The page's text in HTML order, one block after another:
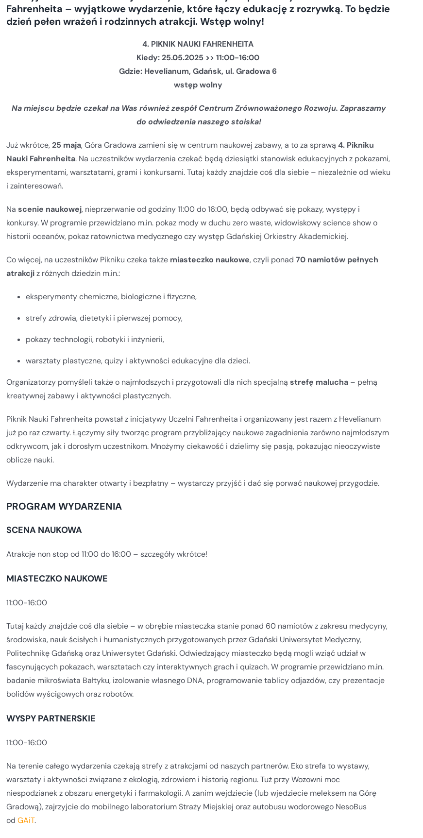
Fahrenheita – wyjątkowe wydarzenie, które łączy edukację z rozrywką. To będzie
dzień pełen wrażeń i rodzinnych atrakcji. Wstęp wolny!
4. PIKNIK NAUKI FAHRENHEITA
Kiedy: 25.05.2025 >> 11:00-16:00
Gdzie: Hevelianum, Gdańsk, ul. Gradowa 6
wstęp wolny
Na miejscu będzie czekał na Was również zespół Centrum Zrównoważonego Rozwoju. Zapraszamy
do odwiedzenia naszego stoiska!
Już wkrótce,25 maja, Góra Gradowa zamieni się w centrum naukowej zabawy, a to za sprawą 4. Pikniku
Nauki Fahrenheita. Na uczestników wydarzenia czekać będą dziesiątki stanowisk edukacyjnych z pokazami,
eksperymentami, warsztatami, grami i konkursami. Tutaj każdy znajdzie coś dla siebie – niezależnie od wieku
i zainteresowań.
Na scenie naukowej, nieprzerwanie od godziny 11:00 do 16:00, będą odbywać się pokazy, występy i
konkursy. W programie przewidziano m.in. pokaz mody w duchu zero waste, widowiskowy science show o
historii oceanów, pokaz ratownictwa medycznego czy występ Gdańskiej Orkiestry Akademickiej.
Co więcej, na uczestników Pikniku czeka także miasteczko naukowe, czyli ponad 70 namiotów pełnych
atrakcjiz różnych dziedzin m.in.:
eksperymenty chemiczne, biologiczne i fizyczne,
strefy zdrowia, dietetyki i pierwszej pomocy,
pokazy technologii, robotyki i inżynierii,
warsztaty plastyczne, quizy i aktywności edukacyjne dla dzieci.
Organizatorzy pomyśleli także o najmłodszych i przygotowali dla nich specjalną strefę malucha– pełną
kreatywnej zabawy i aktywności plastycznych.
Piknik Nauki Fahrenheita powstał z inicjatywy Uczelni Fahrenheita i organizowany jest razem z Hevelianum
już po raz czwarty. Łączymy siły tworząc program przybliżający naukowe zagadnienia zarówno najmłodszym
odkrywcom, jak i dorosłym uczestnikom. Mnożymy ciekawość i dzielimy się pasją, pokazując nieoczywiste
oblicze nauki.
Wydarzenie ma charakter otwarty i bezpłatny – wystarczy przyjść i dać się porwać naukowej przygodzie.
PROGRAM WYDARZENIA
SCENA NAUKOWA
Atrakcje non stop od 11:00 do 16:00 – szczegóły wkrótce!
MIASTECZKO NAUKOWE
11:00-16:00
Tutaj każdy znajdzie coś dla siebie – w obrębie miasteczka stanie ponad 60 namiotów z zakresu medycyny,
środowiska, nauk ścisłych i humanistycznych przygotowanych przez Gdański Uniwersytet Medyczny,
Politechnikę Gdańską oraz Uniwersytet Gdański. Odwiedzający miasteczko będą mogli wziąć udział w
fascynujących pokazach, warsztatach czy interaktywnych grach i quizach. W programie przewidziano m.in.
badanie mikroświata Bałtyku, izolowanie własnego DNA, programowanie tablicy odjazdów, czy prezentacje
bolidów wyścigowych oraz robotów.
WYSPY PARTNERSKIE
11:00-16:00
Na terenie całego wydarzenia czekają strefy z atrakcjami od naszych partnerów. Eko strefa to wystawy,
warsztaty i aktywności związane z ekologią, zdrowiem i historią regionu. Tuż przy Wozowni moc
niespodzianek z obszaru energetyki i farmakologii. A zanim wejdziecie (lub wjedziecie meleksem na Górę
Gradową), zajrzyjcie do mobilnego laboratorium Straży Miejskiej oraz autobusu wodorowego NesoBus
od GAiT.